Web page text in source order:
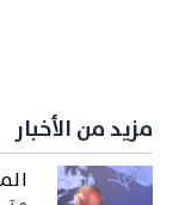
مزيد من الأخبار